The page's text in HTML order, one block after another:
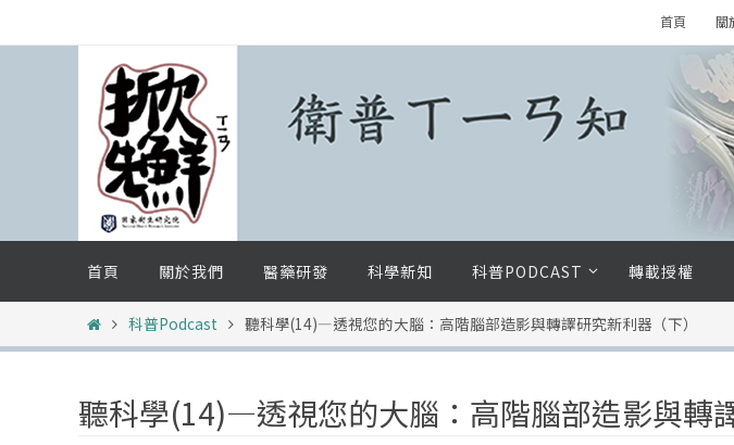
to
首頁 關
content
首頁 關於我們 醫藥研發 科學新知 科普PODCAST 轉載授權
Home科普Podcast 聽科學(14)—透視您的大腦：高階腦部造影與轉譯研究新利器（下）
聽科學(14)—透視您的大腦：高階腦部造影與轉